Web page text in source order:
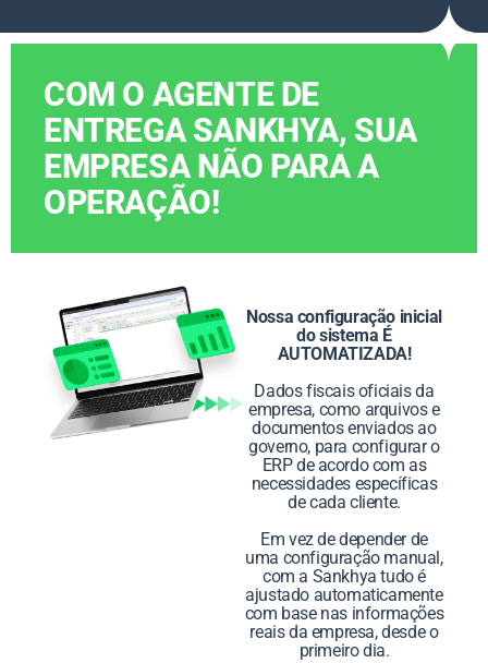
COM O AGENTE DE
ENTREGA SANKHYA, SUA
EMPRESA NÃO PARA A
OPERAÇÃO!
Nossa configuração inicial
do sistema É
AUTOMATIZADA!
Dados fiscais oficiais da
empresa, como arquivos e
documentos enviados ao
governo, para configurar o
ERP de acordo com as
necessidades específicas
de cada cliente.
Em vez de depender de
uma configuração manual,
com a Sankhya tudo é
ajustado automaticamente
com base nas informações
reais da empresa, desde o
primeiro dia.